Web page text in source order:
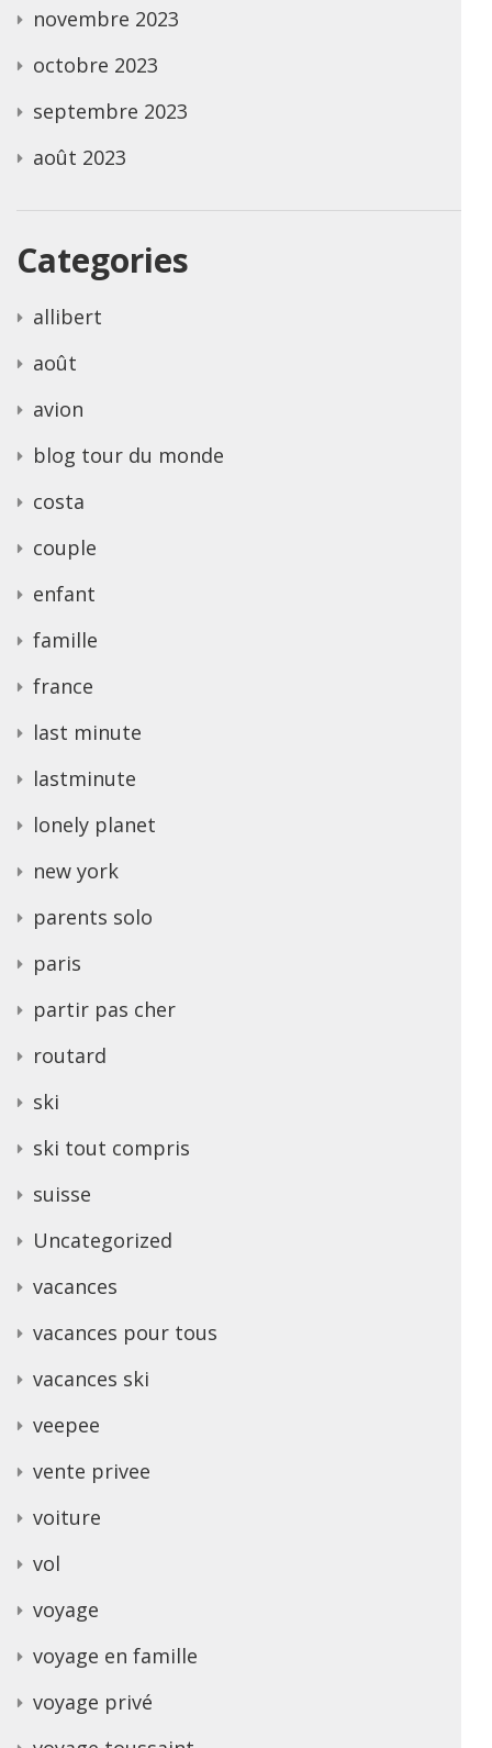
novembre 2023
octobre 2023
septembre 2023
août 2023
Categories
allibert
août
avion
blog tour du monde
costa
couple
enfant
famille
france
last minute
lastminute
lonely planet
new york
parents solo
paris
partir pas cher
routard
ski
ski tout compris
suisse
Uncategorized
vacances
vacances pour tous
vacances ski
veepee
vente privee
voiture
vol
voyage
voyage en famille
voyage privé